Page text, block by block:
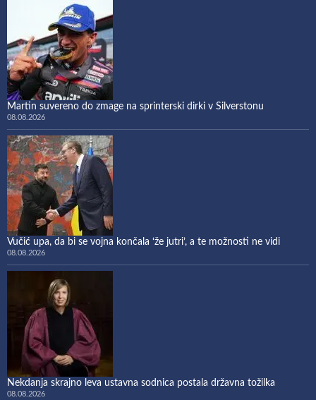
Martin suvereno do zmage na sprinterski dirki v Silverstonu
08.08.2026
Vučić upa, da bi se vojna končala ‘že jutri’, a te možnosti ne vidi
08.08.2026
Nekdanja skrajno leva ustavna sodnica postala državna tožilka
08.08.2026